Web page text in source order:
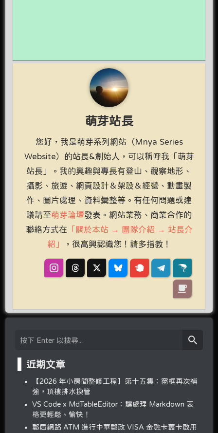
萌芽站長
您好，我是萌芽系列網站（Mnya Series
Website）的站長&創始人，可以稱呼我「萌芽
站長」。我的興趣與專長有登山、觀察地形、
攝影、旅遊、網頁設計＆架設＆經營、動畫製
作、圖片處理、資料彙整等。有任何問題或建
議請至萌芽論壇發表。網站業務、商業合作的
聯絡方式在 「關於本站 → 團隊介紹 → 站長介
紹」
，很高興認識您！請多指教！
近期文章
【2026 年小房間整修工程】第十五集：窗框再次補
強，頂樓排水換管
VS Code x MdTableEditor：讓處理 Markdown 表
格更輕鬆、愉快！
郵局網路 ATM 進行中華郵政 VISA 金融卡舊卡啟用